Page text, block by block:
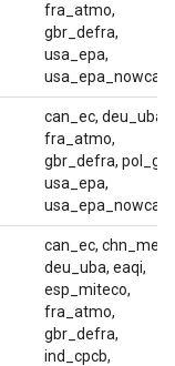
fra_atmo,
gbr_defra,
usa_epa,
usa_epa_nowcast
can_ec, deu_uba,
fra_atmo,
gbr_defra,
usa_epa,
usa_epa_nowcast
can_ec, chn_mep,
deu_uba, eaqi,
esp_miteco,
fra_atmo,
gbr_defra,
ind_cpcb,